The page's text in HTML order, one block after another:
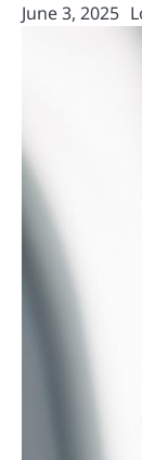
June 3, 2025